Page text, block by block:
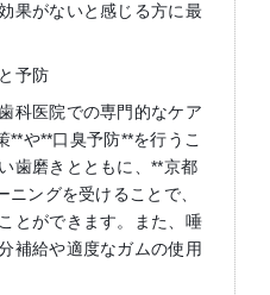
果がないと感じる方に最
予防
科医院での専門的なケア
**や**口臭予防**を行うこ
歯磨きとともに、**京都
ングを受けることで、
とができます。また、唾
補給や適度なガムの使用